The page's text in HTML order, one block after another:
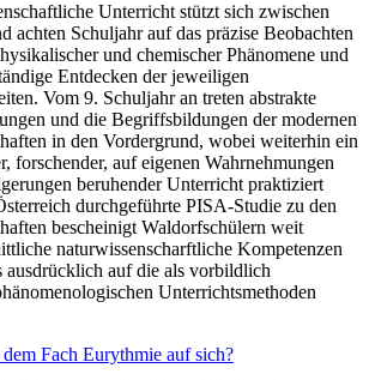
Unterricht stützt sich zwischen
achten Schuljahr auf das präzise Beobachten
und chemischer Phänomene und
Entdecken der jeweiligen
Vom 9. Schuljahr an treten abstrakte
und die Begriffsbildungen der modernen
in den Vordergrund, wobei weiterhin ein
forschender, auf eigenen Wahrnehmungen
beruhender Unterricht praktiziert
durchgeführte PISA-Studie zu den
bescheinigt Waldorfschülern weit
naturwissenscharftliche Kompetenzen
ausdrücklich auf die als vorbildlich
Unterrichtsmethoden
dem Fach Eurythmie auf sich?